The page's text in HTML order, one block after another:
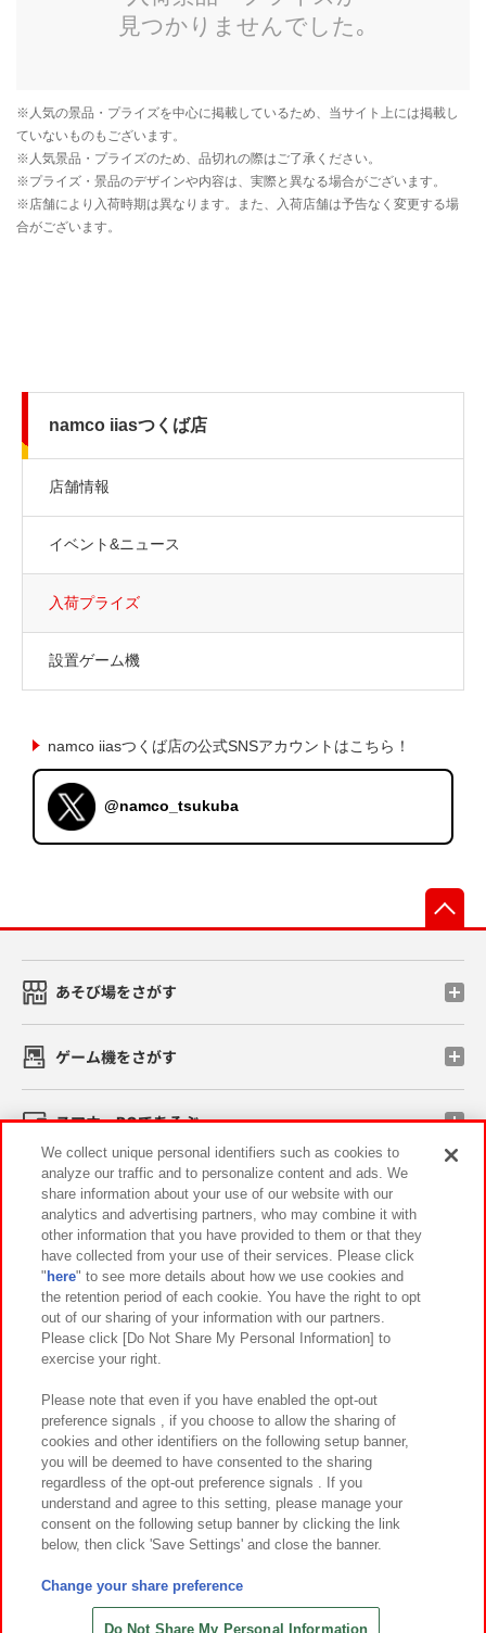
namco iiasつくば店
店舗情報
イベント&ニュース
入荷プライズ
設置ゲーム機
namco iiasつくば店の公式SNSアカウントはこちら！
@namco_tsukuba
あそび場をさがす
ゲーム機をさがす
スマホ・PCであそぶ
イベント・キャンペーン
関連会社 サステナビリティ サイトポリシー
プライバシーポリシー ウェブアクセシビリティ方針と検証結果
お取引先さまとともに
カスタマーハラスメント対応方針 よくあるご質問・お問い合わせ
©Bandai Namco Amusement Inc.
©Bandai Namco Amusement Lab Inc.
©HANAYASHIKI Co., Ltd. All Rights Reserved.
We collect unique personal identifiers such as cookies to
analyze our traffic and to personalize content and ads. We
share information about your use of our website with our
analytics and advertising partners, who may combine it with
other information that you have provided to them or that they
have collected from your use of their services. Please click
" here" to see more details about how we use cookies and
the retention period of each cookie. You have the right to opt
out of our sharing of your information with our partners.
Please click [Do Not Share My Personal Information] to
exercise your right.
Please note that even if you have enabled the opt-out
preference signals , if you choose to allow the sharing of
cookies and other identifiers on the following setup banner,
you will be deemed to have consented to the sharing
regardless of the opt-out preference signals . If you
understand and agree to this setting, please manage your
consent on the following setup banner by clicking the link
below, then click 'Save Settings' and close the banner.
Change your share preference
Do Not Share My Personal Information